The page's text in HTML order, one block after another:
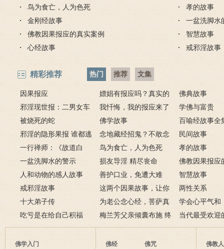
鸟为食亡，人为色死
孝的故事
金刚经故事
一盆洗脚水
佛教因果报应的真实案例
智慧故事
心经故事
戒邪淫故事
精彩推荐 热门 推荐 文集
因果报应
嫖娼有报应吗？真实的
嫖娼报应
佛典故事
邪淫现世报：二男女车
上纵欲酿车祸被烧死
我忏悔，我的报应来了
－淫人妻者，妻淫人
学佛与富贵
被烧死的蛇
佛学故事
百喻经故事全
邪淫的隐形果报 谁都逃
不掉
念地藏经招鬼？不敢念
地藏经的请进来
民间故事
一行禅师：《故道白
云》
鸟为食亡，人为色死
孝的故事
一盆洗脚水的警示
损友导淫 精尽丧命
佛教因果报应
例
人和动物的感人故事 善护口业，免遭大难
智慧故事
戒邪淫故事
这两个因果故事，让你
了解什么是业障
两性关系
十大弟子传
为老公念心经，菩萨真
的加持为其开智慧了
学会心平气和
吃亏是在给自己积福
梅兰芳父亲倾囊布施 终
获善报
当代最受欢迎
师及其代表作
佛学入门
佛经
佛咒
佛教